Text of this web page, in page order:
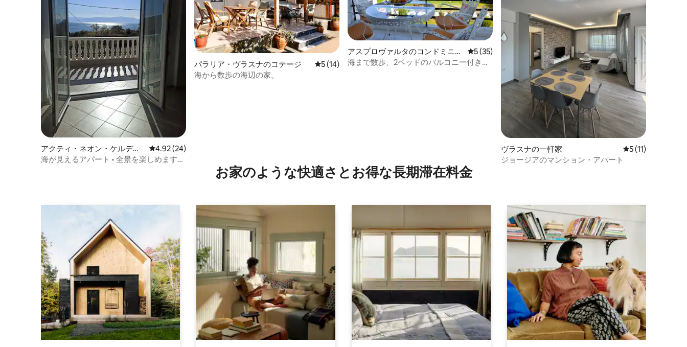
アクティ・ネオン・ケルディ
リオンの一軒家
レビュー24件、5つ星中4.92つ星の平均評価
4.92 (24)
海が見えるアパート • 全景を楽しめます。
パラリア・ヴラスナのコテージ レビュー14件、5つ星中5つ星の平均評価
5 (14)
海から数歩の海辺の家。
アスプロヴァルタのコンドミニア
ム
レビュー35件、5つ星中5つ星の平均評価
5 (35)
海まで数歩、2ベッドのバルコニー付きフ
ヴラスナの一軒家 レビュー11件、5
5 (11)
ジョージアのマンション・アパート
お家のような快⁠適⁠さ⁠とお⁠得⁠な長⁠期⁠滞⁠在料⁠金